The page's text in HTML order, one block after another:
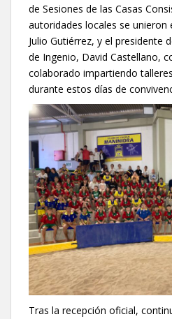
de Sesiones de las Casas
autoridades locales se unieron
Julio Gutiérrez, y el presidente
de Ingenio, David Castellano,
colaborado impartiendo
durante estos días de
Tras la recepción oficial,